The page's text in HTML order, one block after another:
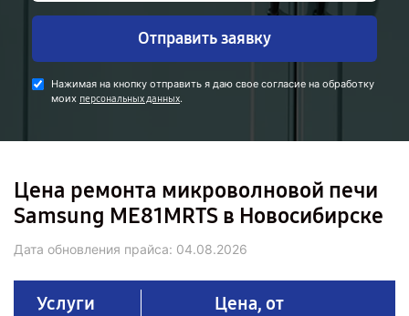
Отправить заявку
Нажимая на кнопку отправить я даю свое согласие на обработку
моих персональных данных.
Цена ремонта микроволновой печи
Samsung ME81MRTS в Новосибирске
Дата обновления прайса: 04.08.2026
Услуги Цена, от